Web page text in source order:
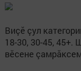
Виçӗ çул
18-30, 30-45, 45+.
вӗсене